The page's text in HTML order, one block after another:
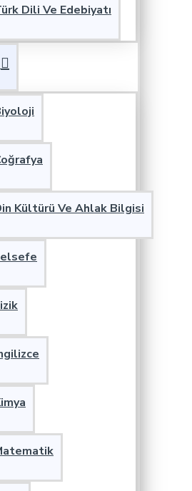
Dili Ve Edebiyatı
Kültürü Ve Ahlak Bilgisi